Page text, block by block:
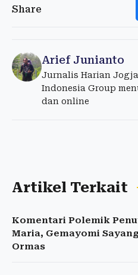
Share
Arief Junianto
Jurnalis Harian
Indonesia Group
dan online
Artikel Terkait
Komentari Polemik
Maria, Gemayomi
Ormas